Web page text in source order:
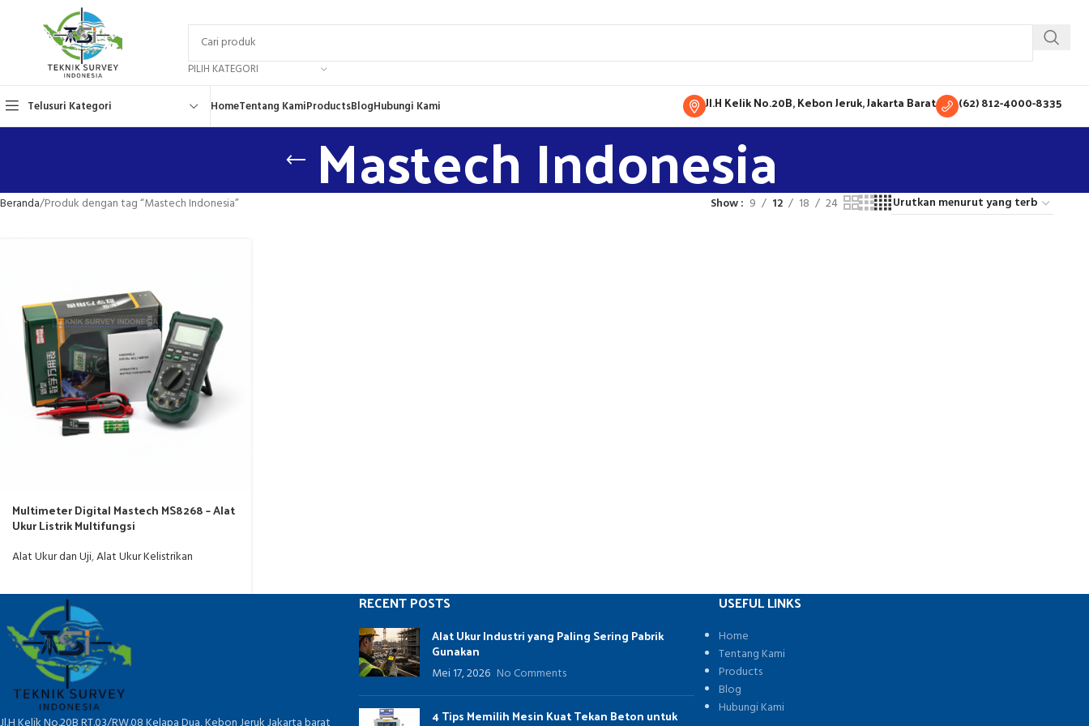
PILIH KATEGORI
Telusuri Kategori HomeTentang KamiProductsBlogHubungi Kami Jl.H Kelik No.20B, Kebon Jeruk, Jakarta Barat (62) 812-4000-8335
Mastech Indonesia
Beranda Produk dengan tag “Mastech Indonesia” Show 9 12 18 24
Multimeter Digital Mastech MS8268 – Alat
Ukur Listrik Multifungsi
Alat Ukur dan Uji,Alat Ukur Kelistrikan
RECENT POSTS
Alat Ukur Industri yang Paling Sering Pabrik
Gunakan
Mei 17, 2026 No Comments
4 Tips Memilih Mesin Kuat Tekan Beton untuk
USEFUL LINKS
Home
Tentang Kami
Products
Blog
Hubungi Kami